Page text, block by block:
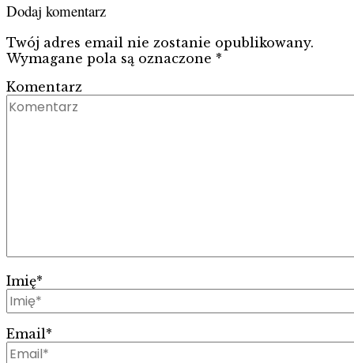
Dodaj komentarz
Twój adres email nie zostanie opublikowany.
Wymagane pola są oznaczone *
Komentarz
Imię*
Email*